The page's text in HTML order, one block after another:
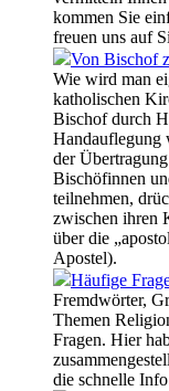
kommen Sie
freuen uns auf
Von Bischof
Wie wird man
katholischen
Bischof durch
Handauflegung
der
Bischöfinnen
teilnehmen,
zwischen ihren
über die
Apostel).
Häufige
Fremdwörter,
Themen
Fragen. Hier
die schnelle